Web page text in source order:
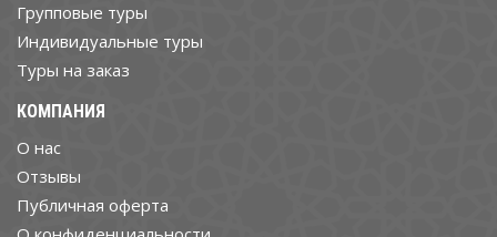
Групповые туры
Индивидуальные туры
Туры на заказ
КОМПАНИЯ
О нас
Отзывы
Публичная оферта